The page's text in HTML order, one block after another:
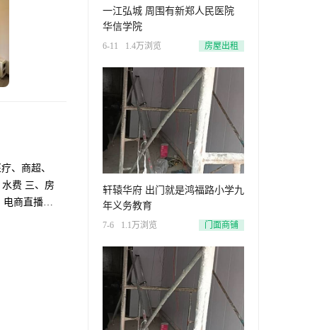
、商超、
费 三、房
电商直播
一江弘城 周围有新郑人民医院
华信学院
6-11 1.4万浏览 房屋出租
轩辕华府 出门就是鸿福路小学九
年义务教育
7-6 1.1万浏览 门面商铺